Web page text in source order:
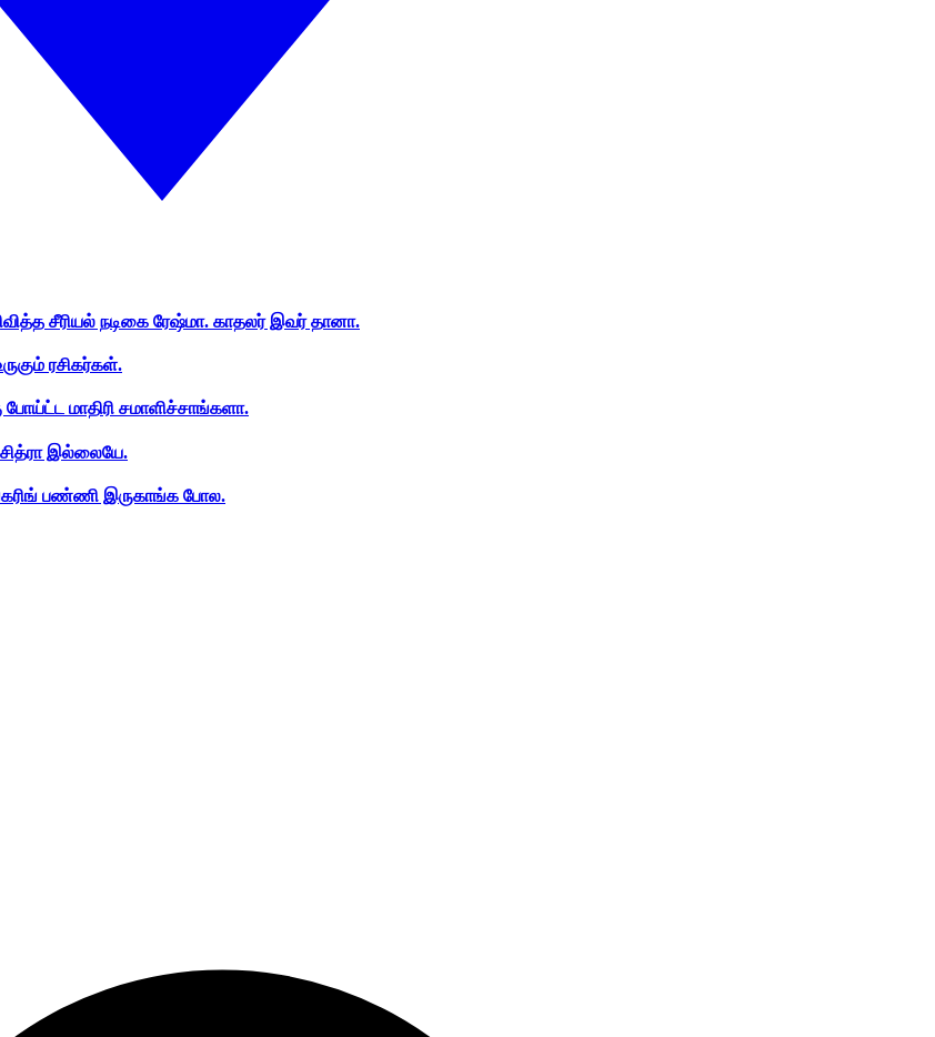
சீரியல் நடிகை ரேஷ்மா. காதலர் இவர் தானா.
ரசிகர்கள்.
மாதிரி சமாளிச்சாங்களா.
இல்லையே.
பண்ணி இருகாங்க போல.